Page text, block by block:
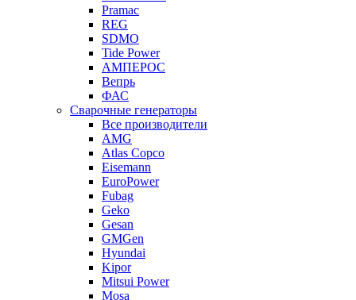
Pramac
REG
SDMO
Tide Power
АМПЕРОС
Вепрь
ФАС
Сварочные генераторы
Все производители
AMG
Atlas Copco
Eisemann
EuroPower
Fubag
Geko
Gesan
GMGen
Hyundai
Kipor
Mitsui Power
Mosa